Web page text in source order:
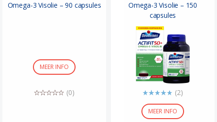
Omega-3 Visolie – 90 capsules
MEER INFO
(0)
Omega-3 Visolie – 150
capsules
MEER INFO
(2)